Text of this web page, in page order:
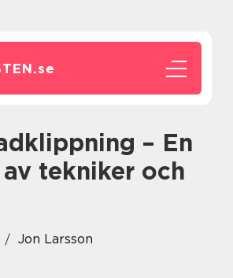
se
tekniker och
Jon Larsson